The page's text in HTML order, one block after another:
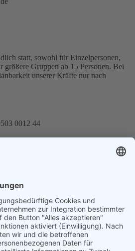
statt, sowohl für Einzelpersonen,
größere Gruppen ab 15 Personen. Bei
unserer Kräfte nur nach
0012 44
werden